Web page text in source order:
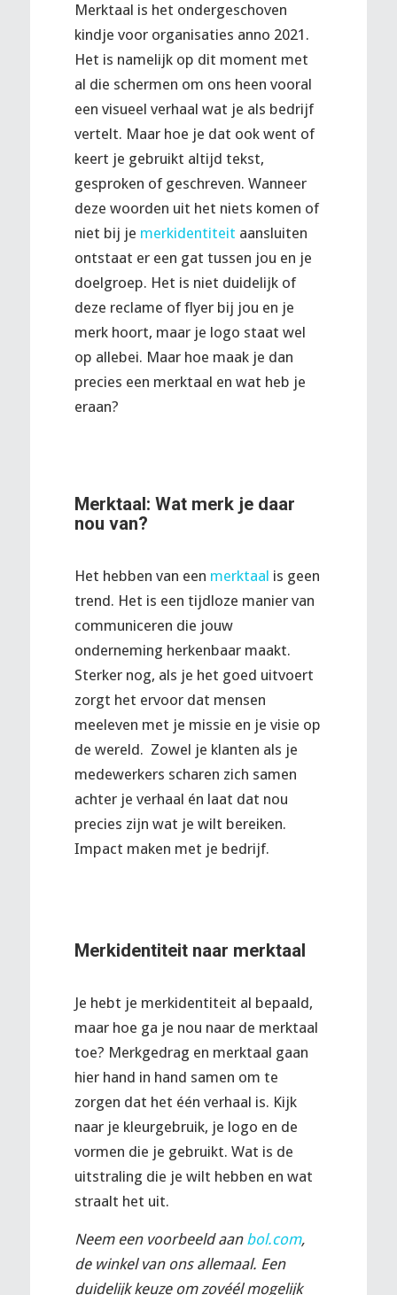
Merktaal is het ondergeschoven
kindje voor organisaties anno 2021.
Het is namelijk op dit moment met
al die schermen om ons heen vooral
een visueel verhaal wat je als bedrijf
vertelt. Maar hoe je dat ook went of
keert je gebruikt altijd tekst,
gesproken of geschreven. Wanneer
deze woorden uit het niets komen of
niet bij je merkidentiteit aansluiten
ontstaat er een gat tussen jou en je
doelgroep. Het is niet duidelijk of
deze reclame of flyer bij jou en je
merk hoort, maar je logo staat wel
op allebei. Maar hoe maak je dan
precies een merktaal en wat heb je
eraan?
Merktaal: Wat merk je daar
nou van?
Het hebben van een merktaal is geen
trend. Het is een tijdloze manier van
communiceren die jouw
onderneming herkenbaar maakt.
Sterker nog, als je het goed uitvoert
zorgt het ervoor dat mensen
meeleven met je missie en je visie op
de wereld. Zowel je klanten als je
medewerkers scharen zich samen
achter je verhaal én laat dat nou
precies zijn wat je wilt bereiken.
Impact maken met je bedrijf.
Merkidentiteit naar merktaal
Je hebt je merkidentiteit al bepaald,
maar hoe ga je nou naar de merktaal
toe? Merkgedrag en merktaal gaan
hier hand in hand samen om te
zorgen dat het één verhaal is. Kijk
naar je kleurgebruik, je logo en de
vormen die je gebruikt. Wat is de
uitstraling die je wilt hebben en wat
straalt het uit.
Neem een voorbeeld aanbol.com,
de winkel van ons allemaal. Een
duidelijk keuze om zovéél mogelijk